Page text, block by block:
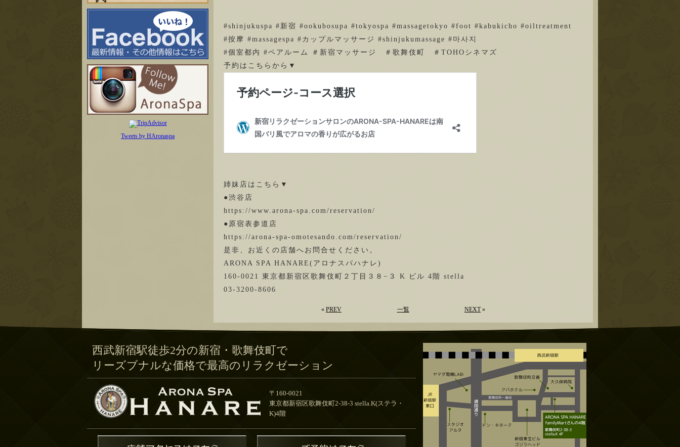
#shinjukuspa #新宿 #ookubosupa #tokyospa #massagetokyo #foot #kabukicho #oiltreatment
#按摩 #massagespa #カップルマッサージ #shinjukumassage #마사지
#個室都内 #ペアルーム ＃新宿マッサージ ＃歌舞伎町 ＃TOHOシネマズ
予約はこちらから▼
姉妹店はこちら▼
●渋谷店
https://www.arona-spa.com/reservation/
●原宿表参道店
https://arona-spa-omotesando.com/reservation/
是非、お近くの店舗へお問合せください。
ARONA SPA HANARE(アロナスパハナレ)
160-0021 東京都新宿区歌舞伎町２丁目３８−３ K ビル 4階 stella
03-3200-8606
« PREV 一覧 NEXT»
Tweets by HAronaspa
西武新宿駅徒歩2分の新宿・歌舞伎町で
リーズブナルな価格で最高のリラクゼーション
〒160-0021
東京都新宿区歌舞伎町2-38-3 stella.K(ステラ・
K)4階